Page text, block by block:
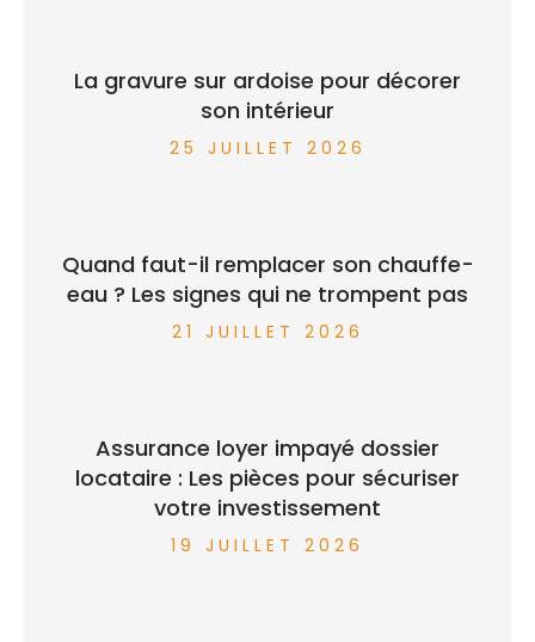
La gravure sur ardoise pour décorer
son intérieur
25 JUILLET 2026
Quand faut-il remplacer son chauffe-
eau ? Les signes qui ne trompent pas
21 JUILLET 2026
Assurance loyer impayé dossier
locataire : Les pièces pour sécuriser
votre investissement
19 JUILLET 2026